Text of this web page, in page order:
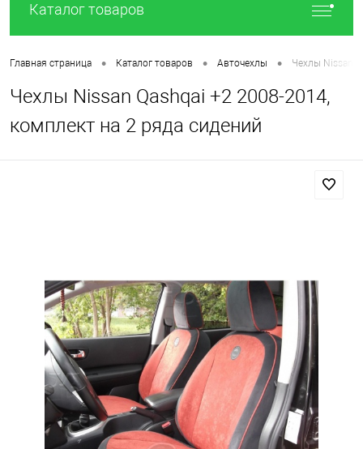
Каталог товаров
Главная страница • Каталог товаров • Авточехлы • Чехлы Nissan
Чехлы Nissan Qashqai +2 2008-2014,
комплект на 2 ряда сидений